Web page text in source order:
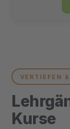
VERTIEFEN
Kurse